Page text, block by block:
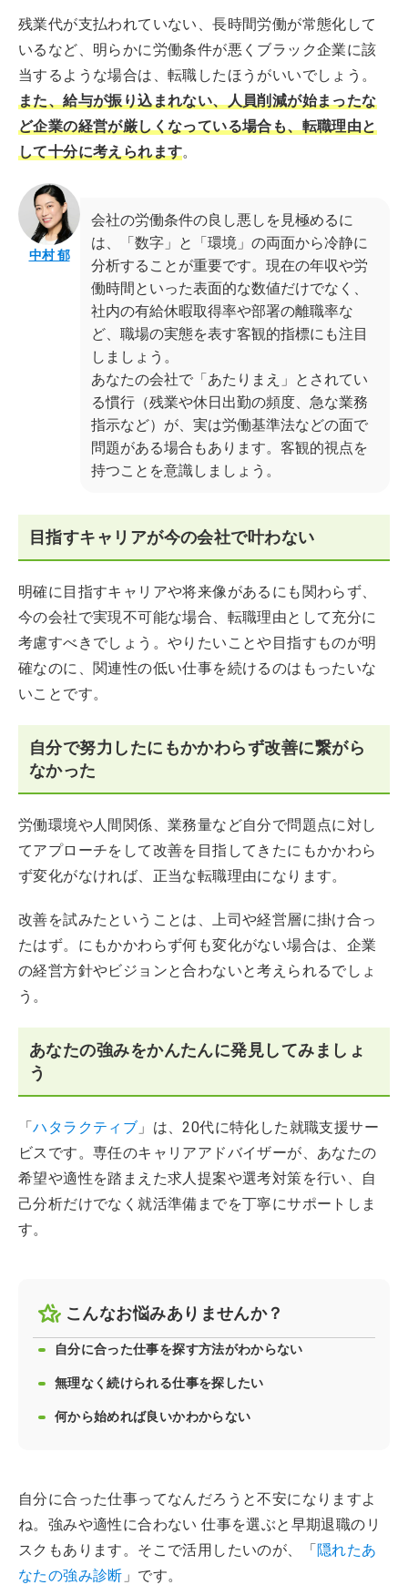
残業代が支払われていない、長時間労働が常態化して
いるなど、明らかに労働条件が悪くブラック企業に該
当するような場合は、転職したほうがいいでしょう。
また、給与が振り込まれない、人員削減が始まったな
ど企業の経営が厳しくなっている場合も、転職理由と
して十分に考えられます。
中村 郁
会社の労働条件の良し悪しを見極めるに
は、「数字」と「環境」の両面から冷静に
分析することが重要です。現在の年収や労
働時間といった表面的な数値だけでなく、
社内の有給休暇取得率や部署の離職率な
ど、職場の実態を表す客観的指標にも注目
しましょう。
あなたの会社で「あたりまえ」とされてい
る慣行（残業や休日出勤の頻度、急な業務
指示など）が、実は労働基準法などの面で
問題がある場合もあります。客観的視点を
持つことを意識しましょう。
目指すキャリアが今の会社で叶わない
明確に目指すキャリアや将来像があるにも関わらず、
今の会社で実現不可能な場合、転職理由として充分に
考慮すべきでしょう。やりたいことや目指すものが明
確なのに、関連性の低い仕事を続けるのはもったいな
いことです。
自分で努力したにもかかわらず改善に繋がら
なかった
労働環境や人間関係、業務量など自分で問題点に対し
てアプローチをして改善を目指してきたにもかかわら
ず変化がなければ、正当な転職理由になります。
改善を試みたということは、上司や経営層に掛け合っ
たはず。にもかかわらず何も変化がない場合は、企業
の経営方針やビジョンと合わないと考えられるでしょ
う。
あなたの強みをかんたんに発見してみましょ
う
「ハタラクティブ 」は、20代に特化した就職支援サー
ビスです。専任のキャリアアドバイザーが、あなたの
希望や適性を踏まえた求人提案や選考対策を行い、自
己分析だけでなく就活準備までを丁寧にサポートしま
す。
こんなお悩みありませんか？
自分に合った仕事を探す方法がわからない
無理なく続けられる仕事を探したい
何から始めれば良いかわからない
自分に合った仕事ってなんだろうと不安になりますよ
ね。強みや適性に合わない 仕事を選ぶと早期退職のリ
スクもあります。そこで活用したいのが、「隠れたあ
なたの強み診断 」です。